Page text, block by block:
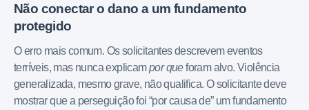
Não conectar o dano a um fundamento
protegido
O erro mais comum. Os solicitantes descrevem eventos
terríveis, mas nunca explicampor queforam alvo. Violência
generalizada, mesmo grave, não qualifica. O solicitante deve
mostrar que a perseguição foi “por causa de” um fundamento